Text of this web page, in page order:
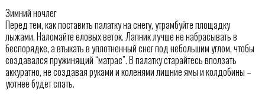
Зимний ночлег
Перед тем, как поставить палатку на снегу, утрамбуйте площадку
лыжами. Наломайте еловых веток. Лапник лучше не набрасывать в
беспорядке, а втыкать в уплотненный снег под небольшим углом, чтобы
создавался пружинящий “матрас”. В палатку старайтесь вползать
аккуратно, не создавая руками и коленями лишние ямы и колдобины –
уютнее будет спать.